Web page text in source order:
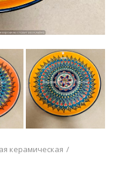
керамическая